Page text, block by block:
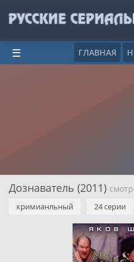
ГЛАВНАЯ
☰
Дознаватель (2011)
кримианльный 24 серии